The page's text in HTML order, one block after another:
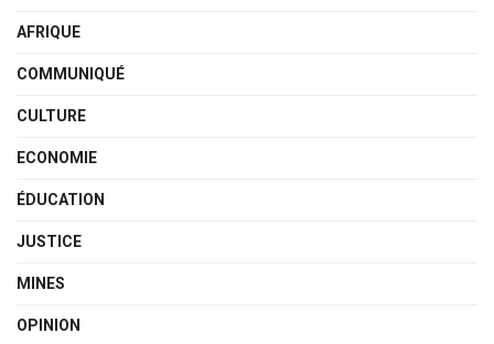
AFRIQUE
COMMUNIQUÉ
CULTURE
ECONOMIE
ÉDUCATION
JUSTICE
MINES
OPINION